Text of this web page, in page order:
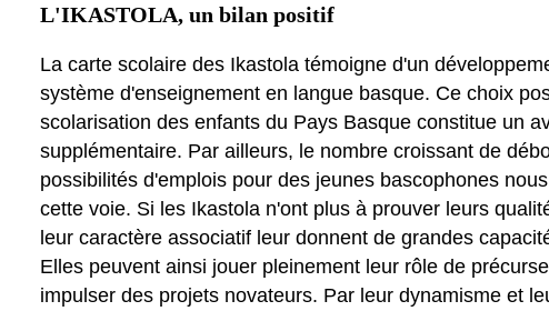
L'IKASTOLA, un bilan positif
La carte scolaire des Ikastola témoigne d'un
système d'enseignement en langue basque. Ce choix
scolarisation des enfants du Pays Basque constitue un
supplémentaire. Par ailleurs, le nombre croissant de
possibilités d'emplois pour des jeunes bascophones
cette voie. Si les Ikastola n'ont plus à prouver leurs
leur caractère associatif leur donnent de grandes
Elles peuvent ainsi jouer pleinement leur rôle de
impulser des projets novateurs. Par leur dynamisme et